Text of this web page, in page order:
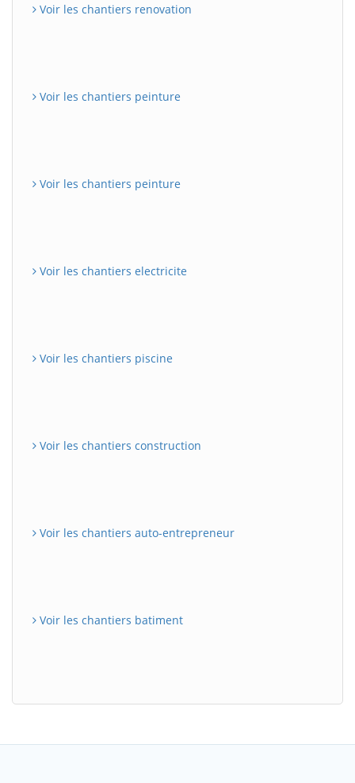
Voir les chantiers renovation
Voir les chantiers peinture
Voir les chantiers peinture
Voir les chantiers electricite
Voir les chantiers piscine
Voir les chantiers construction
Voir les chantiers auto-entrepreneur
Voir les chantiers batiment